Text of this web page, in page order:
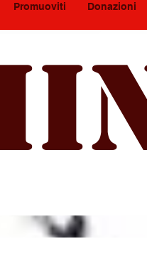
Promuoviti Donazioni